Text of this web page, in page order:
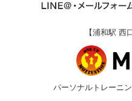
【浦和駅 西
パーソナルトレーニ